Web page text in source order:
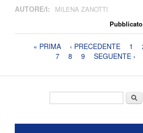
AUTORE/I: MILENA ZANOTTI
Pagine« PRIMA ‹ PRECEDENTE 1
7
8 9 SEGUENTE ›
Cerca